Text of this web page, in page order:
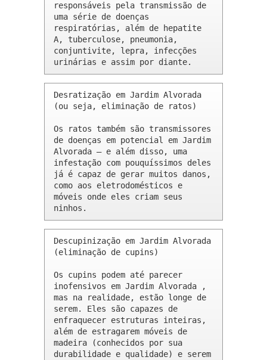
responsáveis pela transmissão de
uma série de doenças
respiratórias, além de hepatite
A, tuberculose, pneumonia,
conjuntivite, lepra, infecções
urinárias e assim por diante.
Desratização em Jardim Alvorada
(ou seja, eliminação de ratos)
Os ratos também são transmissores
de doenças em potencial em Jardim
Alvorada – e além disso, uma
infestação com pouquíssimos deles
já é capaz de gerar muitos danos,
como aos eletrodomésticos e
móveis onde eles criam seus
ninhos.
Descupinização em Jardim Alvorada
(eliminação de cupins)
Os cupins podem até parecer
inofensivos em Jardim Alvorada ,
mas na realidade, estão longe de
serem. Eles são capazes de
enfraquecer estruturas inteiras,
além de estragarem móveis de
madeira (conhecidos por sua
durabilidade e qualidade) e serem